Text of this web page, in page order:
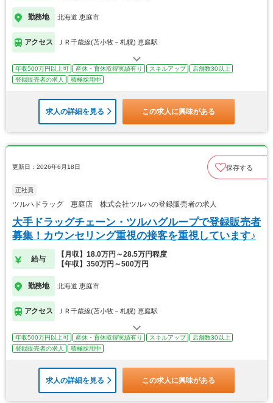
勤務地 北海道 恵庭市
アクセス ＪＲ千歳線(苫小牧－札幌) 恵庭駅
年収500万円以上可 産休・育休取得実績有り スキルアップ
店舗数30以上
登録販売者の求人
積極採用中
求人の詳細を見る この求人に興味がある
更新日：2026年6月18日 保存する
正社員
ツルハドラッグ 恵庭店 株式会社ツルハの登録販売者の求人
大手ドラッグチェーン・ツルハグループで登録販売者
募集！カウンセリング重視の接客を重視しています♪
給与
【月収】18.0万円～28.5万円程度
【年収】350万円～500万円
勤務地 北海道 恵庭市
アクセス ＪＲ千歳線(苫小牧－札幌) 恵庭駅
年収500万円以上可 産休・育休取得実績有り スキルアップ
店舗数30以上
登録販売者の求人
積極採用中
求人の詳細を見る この求人に興味がある